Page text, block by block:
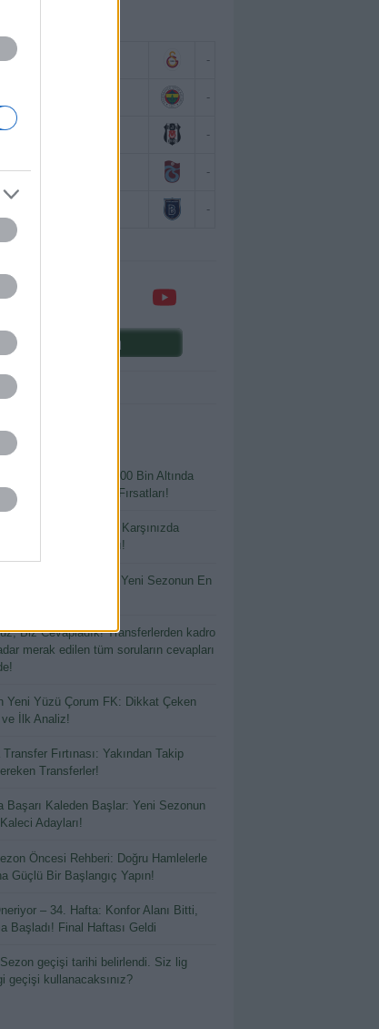
Victor Osimhen -
-
Orkun Kökçü -
Paul Onuachu -
-
Comunio oyna
Büyük Kazanç: 400 Bin Altında
Gereken Transfer Fırsatları!
Ya da Parlayacak: Karşınızda
En Riskli Oyuncuları!
Büyük Beklentiler: Yeni Sezonun En
Biz Cevapladık! Transferlerden kadro
merak edilen tüm soruların cevapları
Yeni Yüzü Çorum FK: Dikkat Çeken
İlk Analiz!
Transfer Fırtınası: Yakından Takip
Transferler!
Başarı Kaleden Başlar: Yeni Sezonun
Adayları!
Öncesi Rehberi: Doğru Hamlelerle
Güçlü Bir Başlangıç Yapın!
– 34. Hafta: Konfor Alanı Bitti,
Başladı! Final Haftası Geldi
geçişi tarihi belirlendi. Siz lig
geçişi kullanacaksınız?